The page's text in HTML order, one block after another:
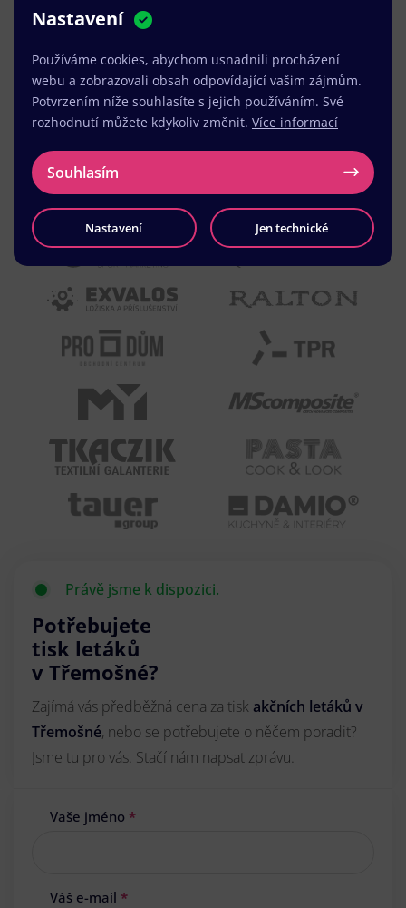
VENART s.r.o.
Právě jsme k dispozici.
Potřebujete
tisk letáků
v Třemošné?
Zajímá vás předběžná cena za tisk akčních letáků v
Třemošné, nebo se potřebujete o něčem poradit?
Jsme tu pro vás. Stačí nám napsat zprávu.
Vaše jméno *
Váš e-mail *
Nastavení
Používáme cookies, abychom usnadnili procházení
webu a zobrazovali obsah odpovídající vašim zájmům.
Potvrzením níže souhlasíte s jejich používáním. Své
rozhodnutí můžete kdykoliv změnit. Více informací
Souhlasím
Nastavení Jen technické